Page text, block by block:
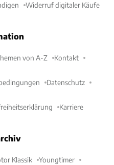
Widerruf digitaler Käufe
von A-Z Kontakt
Datenschutz
Karriere
Klassik Youngtimer